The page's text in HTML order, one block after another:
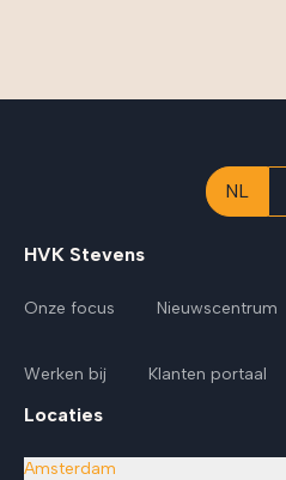
NL
HVK Stevens
Onze focus Nieuwscentrum
Werken bij Klanten portaal
Locaties
Amsterdam